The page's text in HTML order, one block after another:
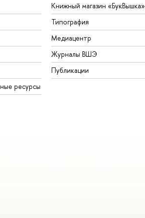
ресурсы
Книжный магазин «БукВышка»
Типография
Медиацентр
Журналы ВШЭ
Публикации